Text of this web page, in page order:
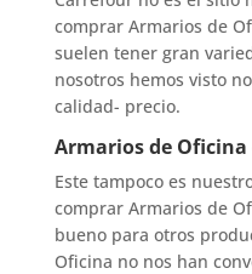
comprar Armarios de
suelen tener gran
nosotros hemos visto
calidad- precio.
Armarios de
Este tampoco es
comprar Armarios de
bueno para otros
Oficina no nos han